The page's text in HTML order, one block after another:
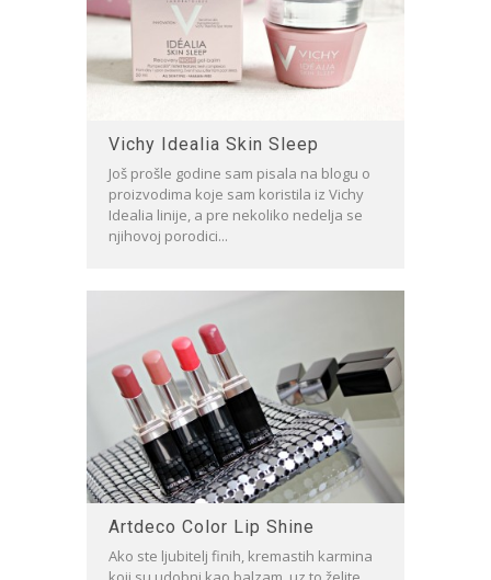
Vichy Idealia Skin Sleep
Još prošle godine sam pisala na blogu o
proizvodima koje sam koristila iz Vichy
Idealia linije, a pre nekoliko nedelja se
njihovoj porodici...
Artdeco Color Lip Shine
Ako ste ljubitelj finih, kremastih karmina